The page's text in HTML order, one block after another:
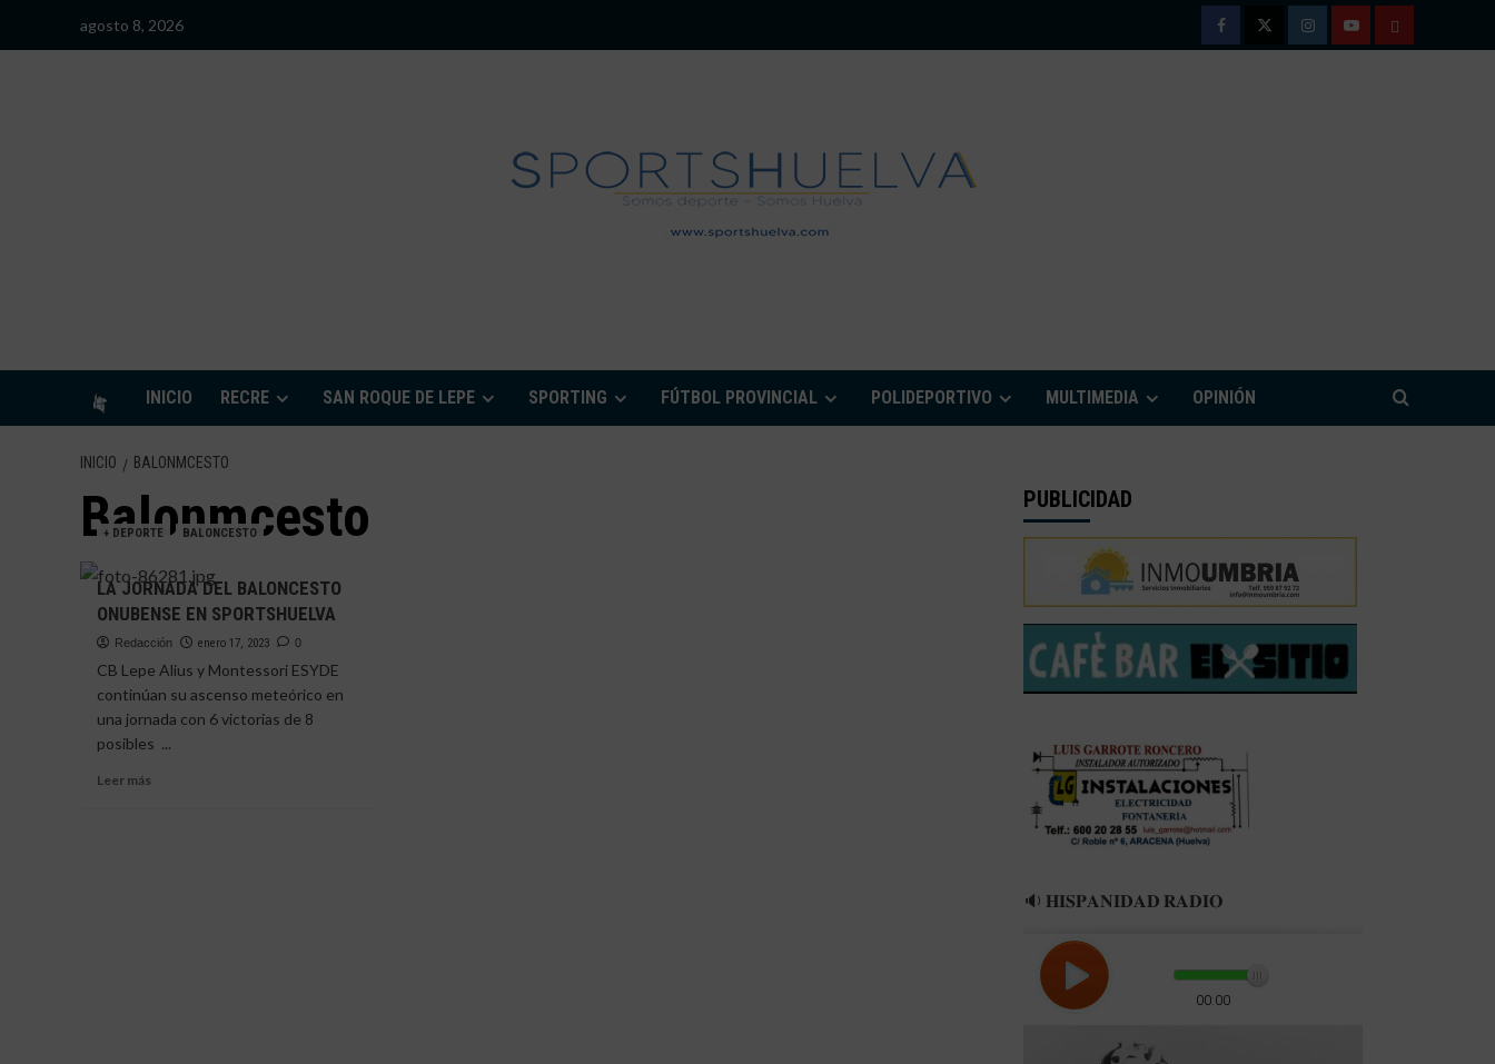
agosto 8, 2026
FacebookTwitterInstagramYoutubeTÉRMINOS
INICIO RECRE SAN ROQUE DE LEPE SPORTING FÚTBOL PROVINCIAL POLIDEPORTIVO MULTIMEDIA OPINIÓN
INICIO BALONMCESTO
Balonmcesto
+ DEPORTE BALONCESTO
LA JORNADA DEL BALONCESTO
ONUBENSE EN SPORTSHUELVA
Redacción enero 17, 2023 0
CB Lepe Alius y Montessori ESYDE
continúan su ascenso meteórico en
una jornada con 6 victorias de 8
posibles ...
Leer más
PUBLICIDAD
🔉 𝐇𝐈𝐒𝐏𝐀𝐍𝐈𝐃𝐀𝐃 𝐑𝐀𝐃𝐈𝐎